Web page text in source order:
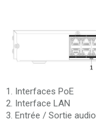
Interfaces PoE
Interface LAN
Entrée / Sortie audio